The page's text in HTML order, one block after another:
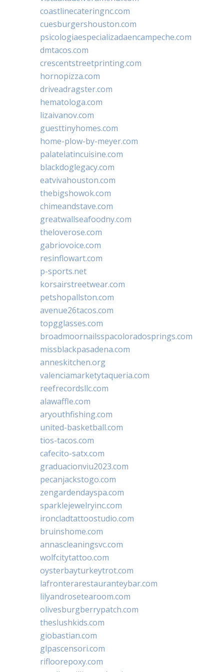
coastlinecateringnc.com
cuesburgershouston.com
psicologiaespecializadaencampeche.com
dmtacos.com
crescentstreetprinting.com
hornopizza.com
driveadragster.com
hematologa.com
lizaivanov.com
guesttinyhomes.com
home-plow-by-meyer.com
palatelatincuisine.com
blackdoglegacy.com
eatvivahouston.com
thebigshowok.com
chimeandstave.com
greatwallseafoodny.com
theloverose.com
gabriovoice.com
resinflowart.com
p-sports.net
korsairstreetwear.com
petshopallston.com
avenue26tacos.com
topgglasses.com
broadmoornailsspacoloradosprings.com
missblackpasadena.com
anneskitchen.org
valenciamarketytaqueria.com
reefrecordsllc.com
alawaffle.com
aryouthfishing.com
united-basketball.com
tios-tacos.com
cafecito-satx.com
graduacionviu2023.com
pecanjackstogo.com
zengardendayspa.com
sparklejewelryinc.com
ironcladtattoostudio.com
bruinshome.com
annascleaningsvc.com
wolfcitytattoo.com
oysterbayturkeytrot.com
lafronterarestauranteybar.com
lilyandrosetearoom.com
olivesburgberrypatch.com
theslushkids.com
giobastian.com
glpascensori.com
rifloorepoxy.com